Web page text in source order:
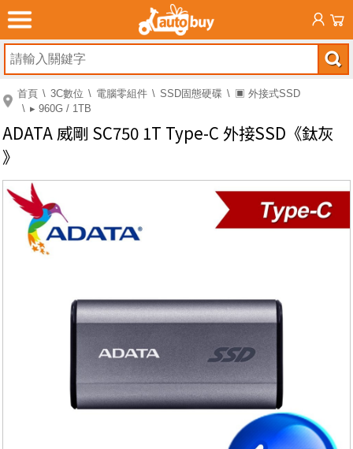
首頁 3C數位 電腦零組件 SSD固態硬碟
▣ 外接式SSD
▸ 960G / 1TB
ADATA 威剛 SC750 1T Type-C 外接SSD《鈦灰
》